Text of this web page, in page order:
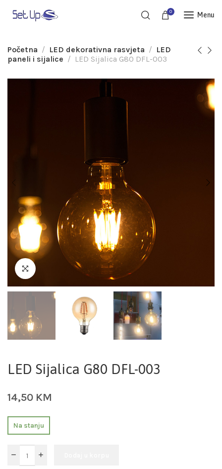
0 Menu
Početna LED dekorativna rasvjeta
LED
paneli i sijalice
LED Sijalica G80 DFL-003
LED Sijalica G80 DFL-003
14,50 KM
Na stanju